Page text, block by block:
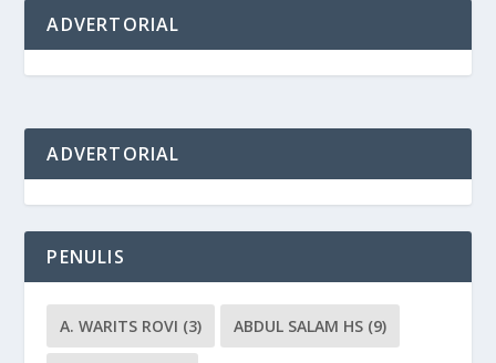
ADVERTORIAL
ADVERTORIAL
PENULIS
A. WARITS ROVI (3) ABDUL SALAM HS (9)